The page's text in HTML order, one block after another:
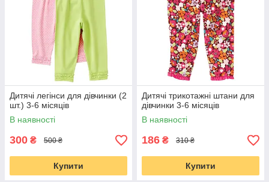
Дитячі легінси для дівчинки (2
шт.) 3-6 місяців
В наявності
300 ₴ 500 ₴
Купити
Дитячі трикотажні штани для
дівчинки 3-6 місяців
В наявності
186 ₴ 310 ₴
Купити